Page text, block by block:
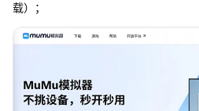
载）；